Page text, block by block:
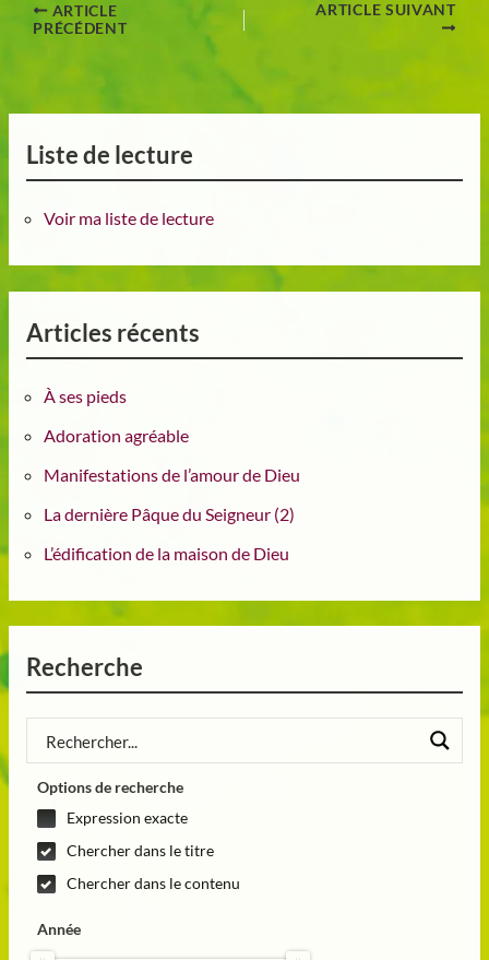
ARTICLE
PRÉCÉDENT
ARTICLE SUIVANT
Liste de lecture
Voir ma liste de lecture
Articles récents
À ses pieds
Adoration agréable
Manifestations de l’amour de Dieu
La dernière Pâque du Seigneur (2)
L’édification de la maison de Dieu
Recherche
Options de recherche
Expression exacte
Chercher dans le titre
Chercher dans le contenu
Année